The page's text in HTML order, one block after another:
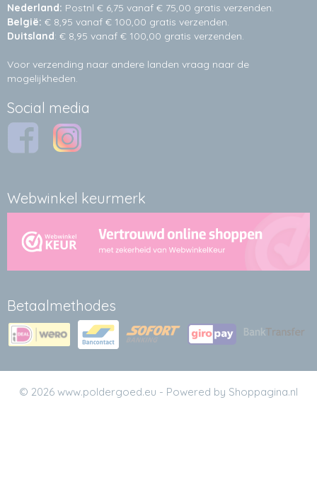
Nederland: Postnl € 6,75 vanaf € 75,00 gratis verzenden.
België: € 8,95 vanaf € 100,00 gratis verzenden.
Duitsland: € 8,95 vanaf € 100,00 gratis verzenden.
Voor verzending naar andere landen vraag naar de
mogelijkheden.
Social media
Webwinkel keurmerk
Betaalmethodes
© 2026 www.poldergoed.eu - Powered by Shoppagina.nl